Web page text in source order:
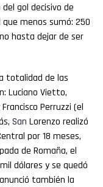
gol decisivo de
menos sumó: 250
hasta dejar de ser
totalidad de las
Luciano Vietto,
Perruzzi (el
San Lorenzo realizó
por 18 meses,
de Romaña, el
dólares y se quedó
también la